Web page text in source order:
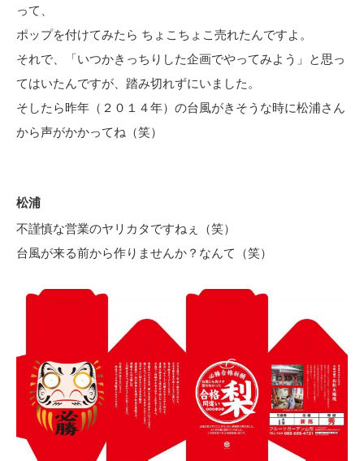
って、
ポップを付けてみたら ちょこちょこ売れたんですよ。
それで、「いつかきっちりした企画でやってみよう」と思っ
てはいたんですが、踏み切れずにいました。
そしたら昨年（２０１４年）の台風がきそうな時に松浦さん
から声がかかってね（笑）
松浦
不謹慎な営業のヤリカタですねぇ（笑）
台風が来る前から作りませんか？なんて（笑）